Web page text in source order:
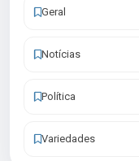
Geral
Notícias
Política
Variedades